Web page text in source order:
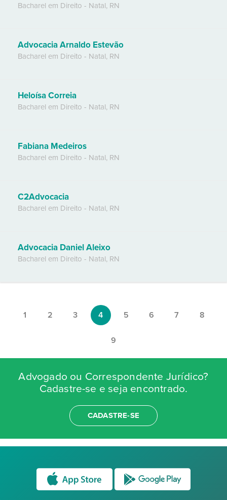
Bacharel em Direito - Natal, RN
Advocacia Arnaldo Estevão
Bacharel em Direito - Natal, RN
Heloísa Correia
Bacharel em Direito - Natal, RN
Fabiana Medeiros
Bacharel em Direito - Natal, RN
C2Advocacia
Bacharel em Direito - Natal, RN
Advocacia Daniel Aleixo
Bacharel em Direito - Natal, RN
1 2 3 4 5 6 7 8
9
Advogado ou Correspondente Jurídico?
Cadastre-se e seja encontrado.
CADASTRE-SE